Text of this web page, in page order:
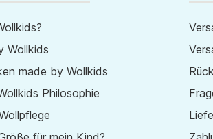
Wollkids
made by Wollkids
Philosophie